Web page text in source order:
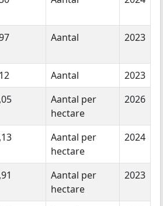
Aantal 2023
Aantal
2023
Aantal per
hectare
2026
Aantal per
hectare
2024
Aantal per
hectare
2023